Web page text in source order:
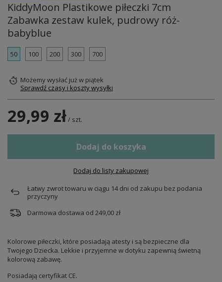
KiddyMoon Plastikowe piłeczki 7cm
Zabawka zestaw kulek, pudrowy róż-
babyblue
50 100 200 300 700
Możemy wysłać jużw piątek
Sprawdź czasy i koszty wysyłki
29,99 zł/ szt.
Dodaj do koszyka
Dodaj do listy zakupowej
Łatwy zwrot towaru w ciągu 14dni od zakupu bez podania
przyczyny
Darmowa dostawa od 249,00 zł
Kolorowe piłeczki, które posiadają atesty i są bezpieczne dla
Twojego Dziecka. Lekkie i przyjemne w dotyku zapewnią świetną
kolorową zabawę.
Posiadają certyfikat CE.